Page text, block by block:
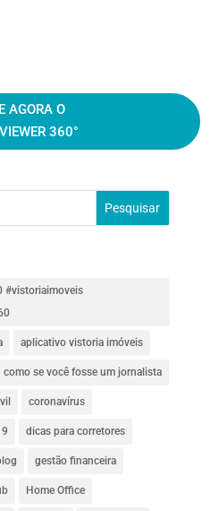
AGORA O
360°
#vistoriaimoveis
aplicativo vistoria imóveis
como se você fosse um jornalista
coronavírus
dicas para corretores
gestão financeira
Home Office